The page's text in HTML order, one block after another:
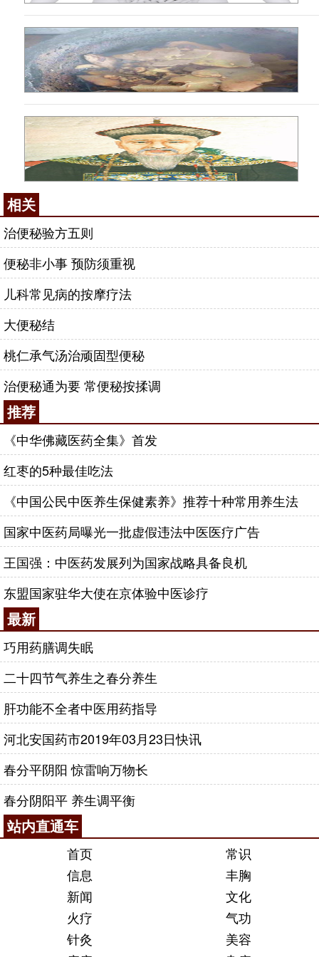
相关
治便秘验方五则
便秘非小事 预防须重视
儿科常见病的按摩疗法
大便秘结
桃仁承气汤治顽固型便秘
治便秘通为要 常便秘按揉调
推荐
《中华佛藏医药全集》首发
红枣的5种最佳吃法
《中国公民中医养生保健素养》推荐十种常用养生法
国家中医药局曝光一批虚假违法中医医疗广告
王国强：中医药发展列为国家战略具备良机
东盟国家驻华大使在京体验中医诊疗
最新
巧用药膳调失眠
二十四节气养生之春分养生
肝功能不全者中医用药指导
河北安国药市2019年03月23日快讯
春分平阴阳 惊雷响万物长
春分阴阳平 养生调平衡
站内直通车
首页
常识
信息
丰胸
新闻
文化
火疗
气功
针灸
美容